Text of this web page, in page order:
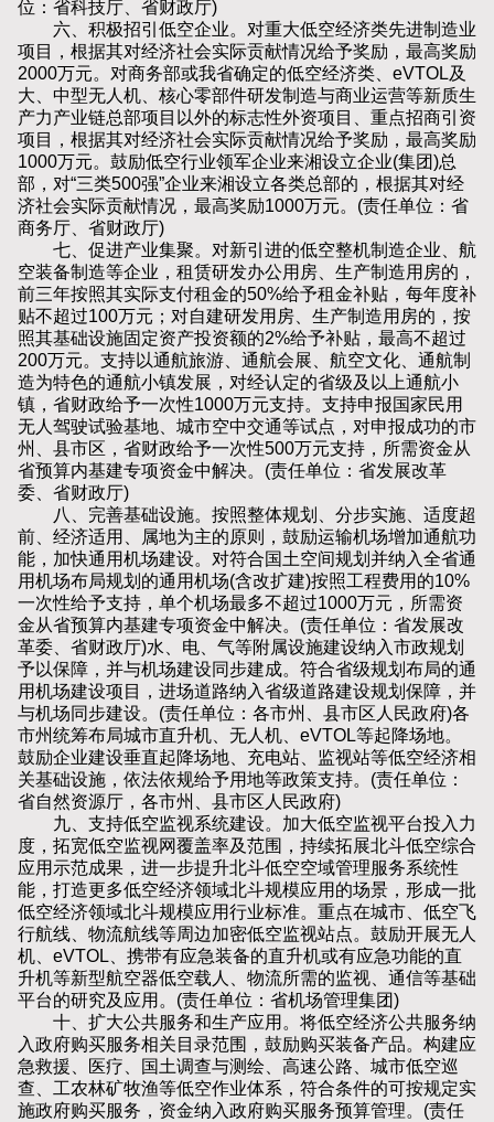
位：省科技厅、省财政厅)
六、积极招引低空企业。对重大低空经济类先进制造业
项目，根据其对经济社会实际贡献情况给予奖励，最高奖励
2000万元。对商务部或我省确定的低空经济类、eVTOL及
大、中型无人机、核心零部件研发制造与商业运营等新质生
产力产业链总部项目以外的标志性外资项目、重点招商引资
项目，根据其对经济社会实际贡献情况给予奖励，最高奖励
1000万元。鼓励低空行业领军企业来湘设立企业(集团)总
部，对“三类500强”企业来湘设立各类总部的，根据其对经
济社会实际贡献情况，最高奖励1000万元。(责任单位：省
商务厅、省财政厅)
七、促进产业集聚。对新引进的低空整机制造企业、航
空装备制造等企业，租赁研发办公用房、生产制造用房的，
前三年按照其实际支付租金的50%给予租金补贴，每年度补
贴不超过100万元；对自建研发用房、生产制造用房的，按
照其基础设施固定资产投资额的2%给予补贴，最高不超过
200万元。支持以通航旅游、通航会展、航空文化、通航制
造为特色的通航小镇发展，对经认定的省级及以上通航小
镇，省财政给予一次性1000万元支持。支持申报国家民用
无人驾驶试验基地、城市空中交通等试点，对申报成功的市
州、县市区，省财政给予一次性500万元支持，所需资金从
省预算内基建专项资金中解决。(责任单位：省发展改革
委、省财政厅)
八、完善基础设施。按照整体规划、分步实施、适度超
前、经济适用、属地为主的原则，鼓励运输机场增加通航功
能，加快通用机场建设。对符合国土空间规划并纳入全省通
用机场布局规划的通用机场(含改扩建)按照工程费用的10%
一次性给予支持，单个机场最多不超过1000万元，所需资
金从省预算内基建专项资金中解决。(责任单位：省发展改
革委、省财政厅)水、电、气等附属设施建设纳入市政规划
予以保障，并与机场建设同步建成。符合省级规划布局的通
用机场建设项目，进场道路纳入省级道路建设规划保障，并
与机场同步建设。(责任单位：各市州、县市区人民政府)各
市州统筹布局城市直升机、无人机、eVTOL等起降场地。
鼓励企业建设垂直起降场地、充电站、监视站等低空经济相
关基础设施，依法依规给予用地等政策支持。(责任单位：
省自然资源厅，各市州、县市区人民政府)
九、支持低空监视系统建设。加大低空监视平台投入力
度，拓宽低空监视网覆盖率及范围，持续拓展北斗低空综合
应用示范成果，进一步提升北斗低空空域管理服务系统性
能，打造更多低空经济领域北斗规模应用的场景，形成一批
低空经济领域北斗规模应用行业标准。重点在城市、低空飞
行航线、物流航线等周边加密低空监视站点。鼓励开展无人
机、eVTOL、携带有应急装备的直升机或有应急功能的直
升机等新型航空器低空载人、物流所需的监视、通信等基础
平台的研究及应用。(责任单位：省机场管理集团)
十、扩大公共服务和生产应用。将低空经济公共服务纳
入政府购买服务相关目录范围，鼓励购买装备产品。构建应
急救援、医疗、国土调查与测绘、高速公路、城市低空巡
查、工农林矿牧渔等低空作业体系，符合条件的可按规定实
施政府购买服务，资金纳入政府购买服务预算管理。(责任